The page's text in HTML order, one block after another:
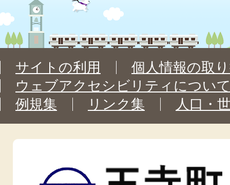
サイトの利用
個人情報の取
ウェブアクセシビリティについ
例規集
リンク集 人口・
王